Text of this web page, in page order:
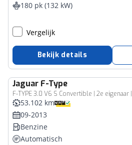
180 pk (132 kW)
Vergelijk
Bekijk details
Jaguar F-Type
53.102 km
09-2013
Benzine
Automatisch